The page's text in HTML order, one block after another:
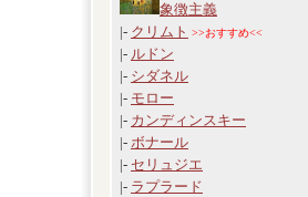
象徴主義
|- クリムト >>おすすめ<<
|- ルドン
|- シダネル
|- モロー
|- カンディンスキー
|- ボナール
|- セリュジエ
|- ラプラード